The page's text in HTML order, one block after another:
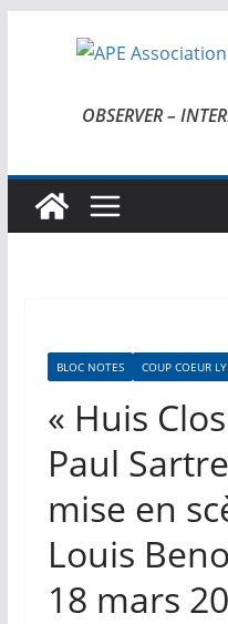
OBSERVER –
BLOC NOTES COUP COEUR
« Huis
Paul
mise en
Louis
18 mars